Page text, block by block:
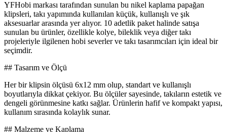
YFHobi markası tarafından sunulan bu nikel kaplama papağan
klipsleri, takı yapımında kullanılan küçük, kullanışlı ve şık
aksesuarlar arasında yer alıyor. 10 adetlik paket halinde satışa
sunulan bu ürünler, özellikle kolye, bileklik veya diğer takı
projeleriyle ilgilenen hobi severler ve takı tasarımcıları için ideal bir
seçimdir.
## Tasarım ve Ölçü
Her bir klipsin ölçüsü 6x12 mm olup, standart ve kullanışlı
boyutlarıyla dikkat çekiyor. Bu ölçüler sayesinde, takıların estetik ve
dengeli görünmesine katkı sağlar. Ürünlerin hafif ve kompakt yapısı,
kullanım sırasında kolaylık sunar.
## Malzeme ve Kaplama